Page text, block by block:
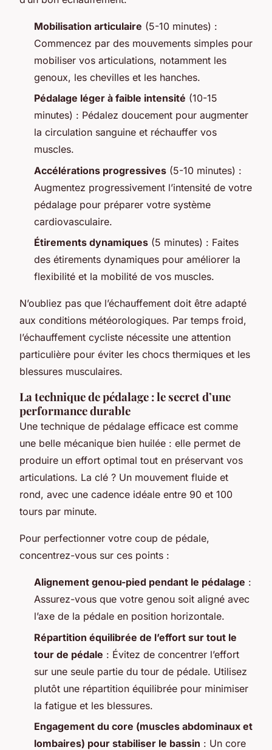
Mobilisation articulaire (5-10 minutes) :
Commencez par des mouvements simples pour
mobiliser vos articulations, notamment les
genoux, les chevilles et les hanches.
Pédalage léger à faible intensité (10-15
minutes) : Pédalez doucement pour augmenter
la circulation sanguine et réchauffer vos
muscles.
Accélérations progressives (5-10 minutes) :
Augmentez progressivement l’intensité de votre
pédalage pour préparer votre système
cardiovasculaire.
Étirements dynamiques (5 minutes) : Faites
des étirements dynamiques pour améliorer la
flexibilité et la mobilité de vos muscles.
N’oubliez pas que l’échauffement doit être adapté
aux conditions météorologiques. Par temps froid,
l’échauffement cycliste nécessite une attention
particulière pour éviter les chocs thermiques et les
blessures musculaires.
La technique de pédalage : le secret d’une
performance durable
Une technique de pédalage efficace est comme
une belle mécanique bien huilée : elle permet de
produire un effort optimal tout en préservant vos
articulations. La clé ? Un mouvement fluide et
rond, avec une cadence idéale entre 90 et 100
tours par minute.
Pour perfectionner votre coup de pédale,
concentrez-vous sur ces points :
Alignement genou-pied pendant le pédalage :
Assurez-vous que votre genou soit aligné avec
l’axe de la pédale en position horizontale.
Répartition équilibrée de l’effort sur tout le
tour de pédale : Évitez de concentrer l’effort
sur une seule partie du tour de pédale. Utilisez
plutôt une répartition équilibrée pour minimiser
la fatigue et les blessures.
Engagement du core (muscles abdominaux et
lombaires) pour stabiliser le bassin : Un core